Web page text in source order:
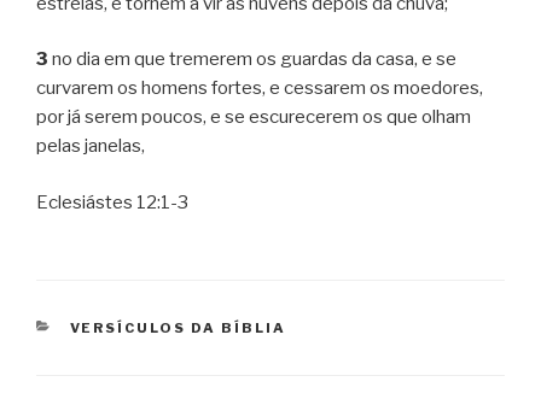
3 no dia em que tremerem os guardas da casa, e se
curvarem os homens fortes, e cessarem os moedores,
por já serem poucos, e se escurecerem os que olham
pelas janelas,
Eclesiástes 12:1-3
CATEGORIAS
VERSÍCULOS DA BÍBLIA